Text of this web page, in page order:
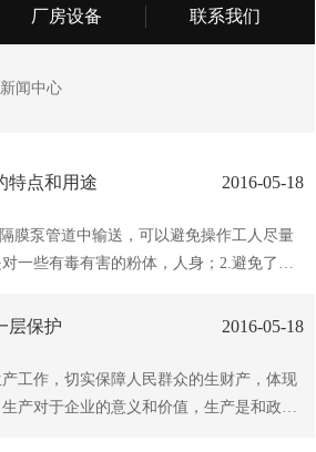
厂房设备 联系我们
新闻中心
2016-05-18
特点和用途
膜泵管道中输送，可以避免操作工人尽量
一些有毒有害的粉体，人身；2.避免了粉
该气动隔膜泵设计有气流诱导系统;4.流化
干燥处理（与粉料接触），可以使用其它
;5.系统经济，简单即装即用——不像昂贵
2016-05-18
层保护
工作，切实保障人民群众的生财产，体现
产对于企业的意义和价值，生产是和政府